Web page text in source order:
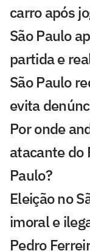
carro após
São Paulo
partida e
São Paulo
evita
Por onde
atacante do
Paulo?
Eleição no
imoral e
Pedro